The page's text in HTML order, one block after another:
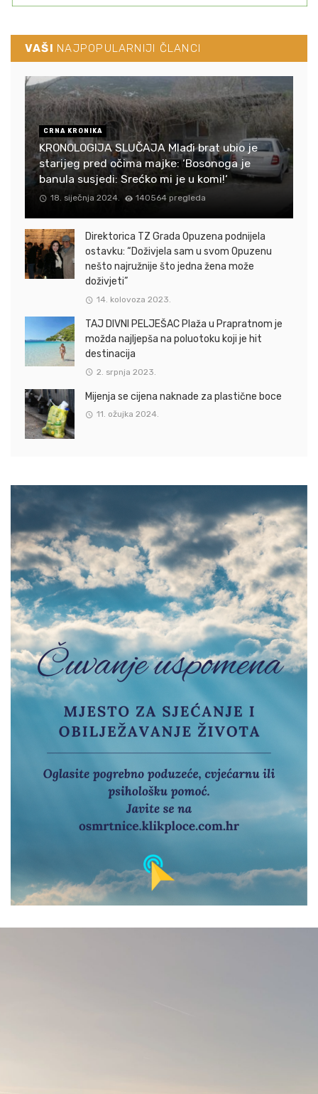
VAŠI NAJPOPULARNIJI ČLANCI
CRNA KRONIKA
KRONOLOGIJA SLUČAJA Mlađi brat ubio je
starijeg pred očima majke: ‘Bosonoga je
banula susjedi: Srećko mi je u komi!‘
18. siječnja 2024. 140564 pregleda
Direktorica TZ Grada Opuzena podnijela
ostavku: “Doživjela sam u svom Opuzenu
nešto najružnije što jedna žena može
doživjeti”
14. kolovoza 2023.
TAJ DIVNI PELJEŠAC Plaža u Prapratnom je
možda najljepša na poluotoku koji je hit
destinacija
2. srpnja 2023.
Mijenja se cijena naknade za plastične boce
11. ožujka 2024.